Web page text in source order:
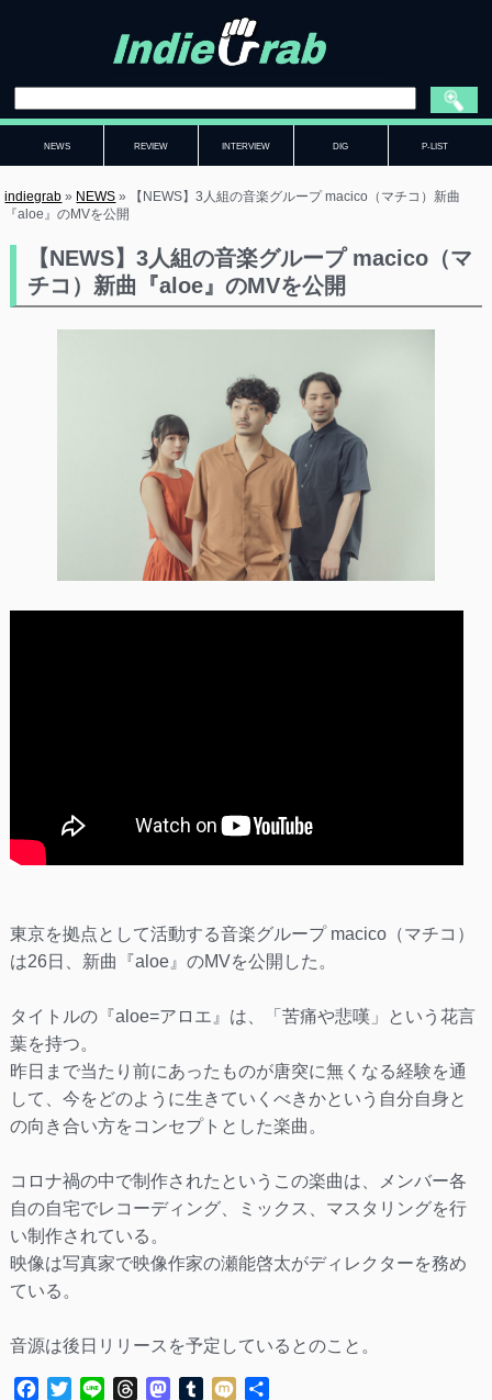
NEWS REVIEW INTERVIEW DIG P-LIST
indiegrab » NEWS »
【NEWS】3人組の音楽グループ macico（マチコ）新曲
『aloe』のMVを公開
【NEWS】3人組の音楽グループ macico（マ
チコ）新曲『aloe』のMVを公開
東京を拠点として活動する音楽グループ macico（マチコ）
は26日、新曲『aloe』のMVを公開した。
タイトルの『aloe=アロエ』は、「苦痛や悲嘆」という花言
葉を持つ。
昨日まで当たり前にあったものが唐突に無くなる経験を通
して、今をどのように生きていくべきかという自分自身と
の向き合い方をコンセプトとした楽曲。
コロナ禍の中で制作されたというこの楽曲は、メンバー各
自の自宅でレコーディング、ミックス、マスタリングを行
い制作されている。
映像は写真家で映像作家の瀬能啓太がディレクターを務め
ている。
音源は後日リリースを予定しているとのこと。
Facebook
TwitterLine ThreadsMastodon
Tumblr
Mixi